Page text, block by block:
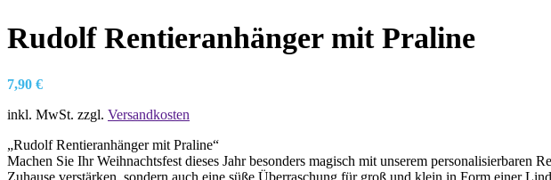
Rudolf Rentieranhänger mit Praline
7,90 €
inkl. MwSt. zzgl. Versandkosten
„Rudolf Rentieranhänger mit Praline“
Machen Sie Ihr Weihnachtsfest dieses Jahr besonders magisch mit unserem
Zuhause verstärken, sondern auch eine süße Überraschung für groß und klein in Form einer